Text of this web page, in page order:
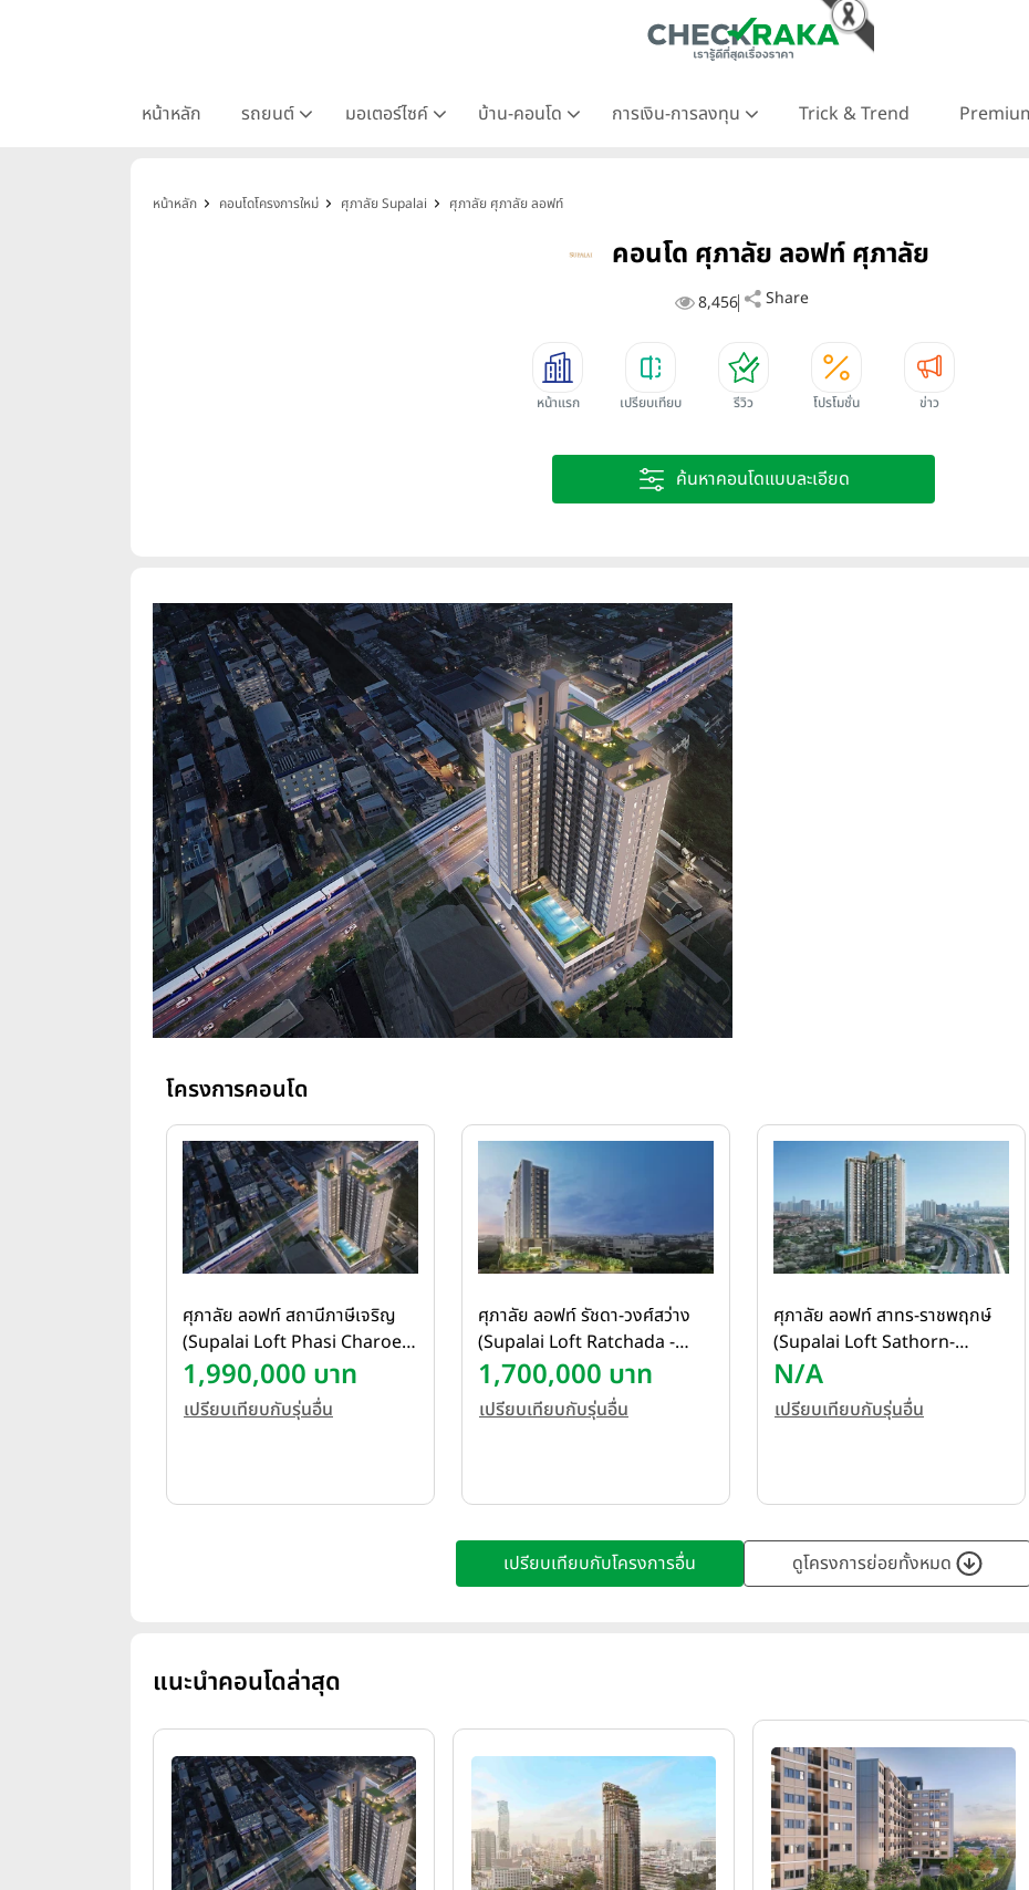
หน้าหลัก รถยนต์ มอเตอร์ไซค์ บ้าน-คอนโด การเงิน-การลงทุน Trick & Trend
หน้าหลัก คอนโดโครงการใหม่ ศุภาลัย Supalai ศุภาลัย ศุภาลัย ลอฟท์
คอนโด ศุภาลัย ลอฟท์ ศุภาลัย
8,456 Share
หน้าแรก เปรียบเทียบ รีวิว โปรโมชั่น ข่าว
ค้นหาคอนโดแบบละเอียด
โครงการคอนโด
ศุภาลัย ลอฟท์ สถานีภาษีเจริญ
(Supalai Loft Phasi Charoen
Station)
1,990,000 บาท
เปรียบเทียบกับรุ่นอื่น
ศุภาลัย ลอฟท์ รัชดา-วงศ์สว่าง
(Supalai Loft Ratchada -
Wongsawang)
1,700,000 บาท
เปรียบเทียบกับรุ่นอื่น
ศุภาลัย ลอฟท์ สาทร-ราชพฤกษ์
(Supalai Loft Sathorn-
Ratchaphruek)
N/A
เปรียบเทียบกับรุ่นอื่น
เปรียบเทียบกับโครงการอื่น ดูโครงการย่อยทั้งหมด
แนะนำคอนโดล่าสุด